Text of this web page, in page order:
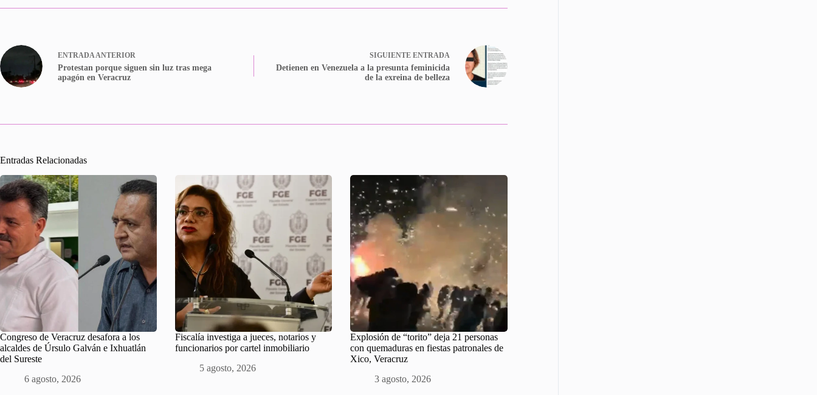
ENTRADAANTERIOR
Protestan porque siguen sin luz tras mega
apagón en Veracruz
SIGUIENTE ENTRADA
Detienen en Venezuela a la presunta feminicida
de la exreina de belleza
Entradas Relacionadas
Congreso de Veracruz desafora a los
alcaldes de Úrsulo Galván e Ixhuatlán
del Sureste
6 agosto, 2026
Fiscalía investiga a jueces, notarios y
funcionarios por cartel inmobiliario
5 agosto, 2026
Explosión de “torito” deja 21 personas
con quemaduras en fiestas patronales de
Xico, Veracruz
3 agosto, 2026